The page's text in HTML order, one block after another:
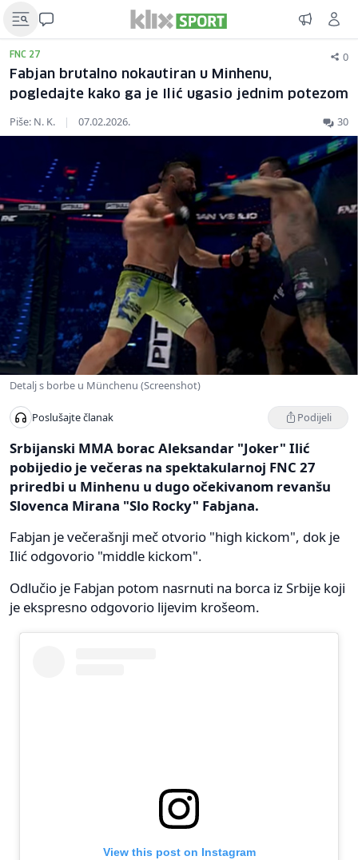
FNC 27 0
Fabjan brutalno nokautiran u Minhenu,
pogledajte kako ga je Ilić ugasio jednim potezom
Piše: N. K. | 07.02.2026. 30
Detalj s borbe u Münchenu (Screenshot)
Poslušajte članak Podijeli
Srbijanski MMA borac Aleksandar "Joker" Ilić
pobijedio je večeras na spektakularnoj FNC 27
priredbi u Minhenu u dugo očekivanom revanšu
Slovenca Mirana "Slo Rocky" Fabjana.
Fabjan je večerašnji meč otvorio "high kickom", dok je
Ilić odgovorio "middle kickom".
Odlučio je Fabjan potom nasrnuti na borca iz Srbije koji
je ekspresno odgovorio lijevim krošeom.
View this post on Instagram